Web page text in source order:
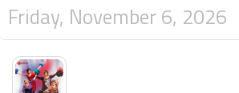
Friday, November 6, 2026